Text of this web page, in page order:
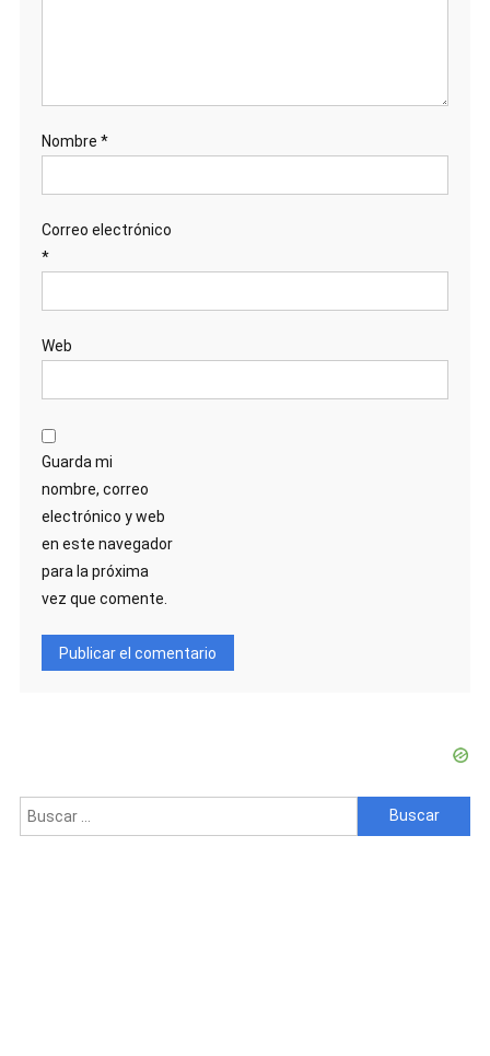
Nombre *
Correo electrónico
*
Web
Guarda mi
nombre, correo
electrónico y web
en este navegador
para la próxima
vez que comente.
Buscar: